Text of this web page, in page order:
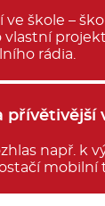
škole –
rádia.
přívětivější
např. k
mobilní